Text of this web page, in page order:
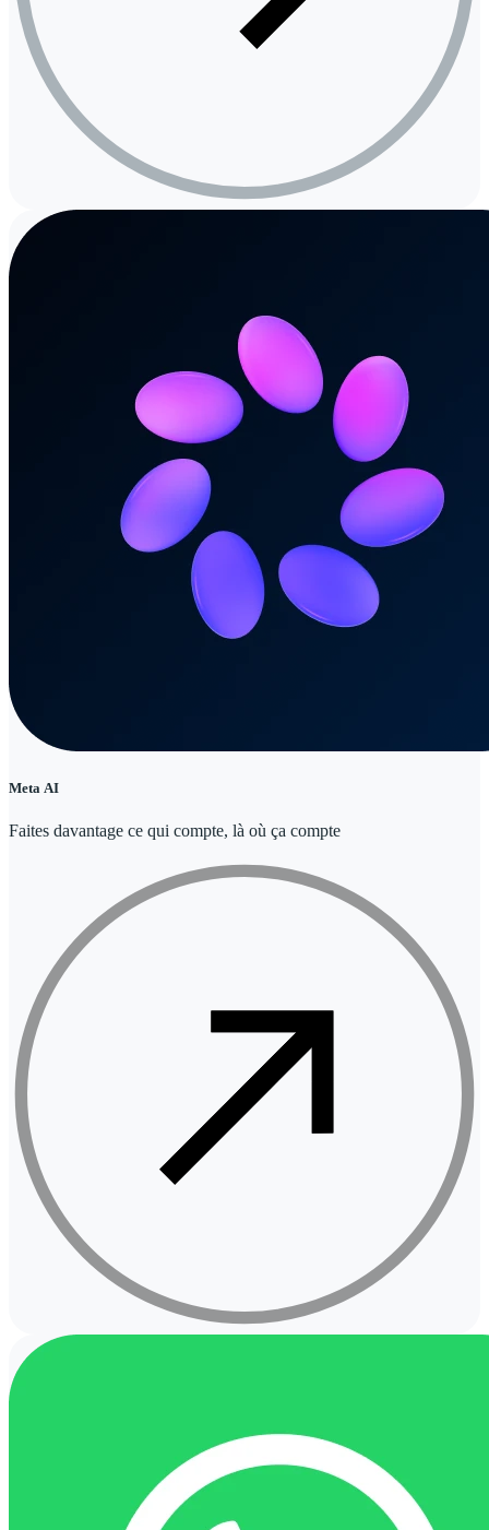
Meta AI
Faites davantage ce qui compte, là où ça compte